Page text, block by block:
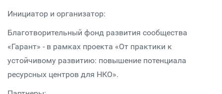
Инициатор и организатор:
Благотворительный фонд развития сообщества
«Гарант» - в рамках проекта «От практики к
устойчивому развитию: повышение потенциала
ресурсных центров для НКО».